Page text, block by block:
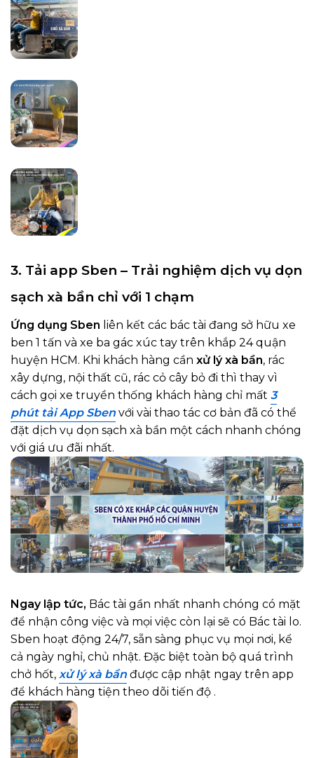
3. Tải app Sben – Trải nghiệm dịch vụ dọn
sạch xà bần chỉ với 1 chạm
Ứng dụng Sben liên kết các bác tài đang sở hữu xe
ben 1 tấn và xe ba gác xúc tay trên khắp 24 quận
huyện HCM. Khi khách hàng cần xử lý xà bần, rác
xây dựng, nội thất cũ, rác cỏ cây bỏ đi thì thay vì
cách gọi xe truyền thống khách hàng chỉ mất 3
phút tải App Sben với vài thao tác cơ bản đã có thể
đặt dịch vụ dọn sạch xà bần một cách nhanh chóng
với giá ưu đãi nhất.
Ngay lập tức, Bác tài gần nhất nhanh chóng có mặt
để nhận công việc và mọi việc còn lại sẽ có Bác tài lo.
Sben hoạt động 24/7, sẵn sàng phục vụ mọi nơi, kể
cả ngày nghỉ, chủ nhật. Đặc biệt toàn bộ quá trình
chở hốt, xử lý xà bần được cập nhật ngay trên app
để khách hàng tiện theo dõi tiến độ .